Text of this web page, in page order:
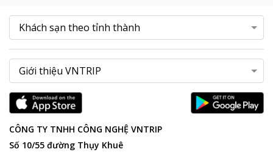
CÔNG TY TNHH CÔNG NGHỆ VNTRIP
Số 10/55 đường Thụy Khuê